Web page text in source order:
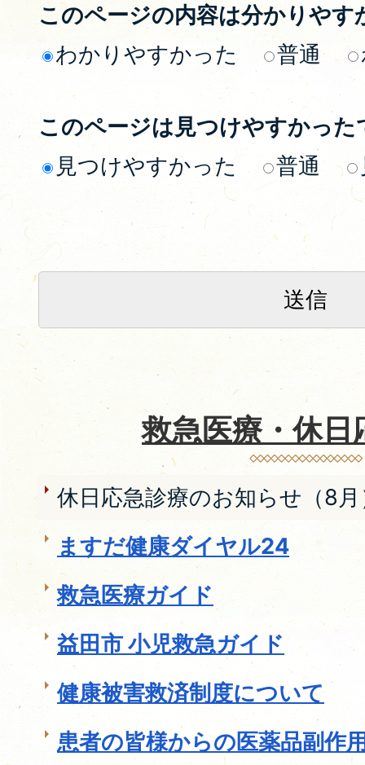
このページの内容は分かりやす
わかりやすかった
普通
このページは見つけやすかった
見つけやすかった
普通
救急医療・休日
休日応急診療のお知らせ（8月
ますだ健康ダイヤル24
救急医療ガイド
益田市 小児救急ガイド
健康被害救済制度について
患者の皆様からの医薬品副作